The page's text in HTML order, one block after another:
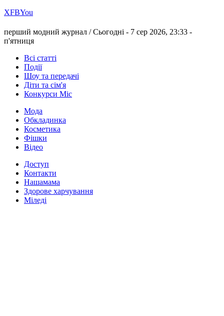
ХFBYou
перший модний журнал /Сьогодні - 7 сер 2026, 23:33 -
п'ятниця
Всі статті
Події
Шоу та передачі
Діти та сім'я
Конкурси Міс
Мода
Обкладинка
Косметика
Фішки
Відео
Доступ
Контакти
Нашамама
Здорове харчування
Міледі